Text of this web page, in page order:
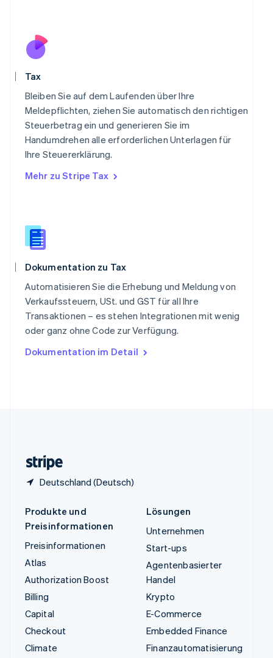
Tax
Bleiben Sie auf dem Laufenden über Ihre
Meldepflichten, ziehen Sie automatisch den richtigen
Steuerbetrag ein und generieren Sie im
Handumdrehen alle erforderlichen Unterlagen für
Ihre Steuererklärung.
Mehr zu Stripe Tax
Dokumentation zu Tax
Automatisieren Sie die Erhebung und Meldung von
Verkaufssteuern, USt. und GST für all Ihre
Transaktionen – es stehen Integrationen mit wenig
oder ganz ohne Code zur Verfügung.
Dokumentation im Detail
Deutschland (Deutsch)
English
Portugal
English
Schweden
SvenskaEnglish
Schweiz
DeutschFrançais ItalianoEnglish
Singapur
Slowakei
Sonderverwaltungsregion Hongkong,
China
Spanien
EspañolEnglish
ไทยEnglish
Tschechische Republik
English
English
Produkte und
Preisinformationen
Preisinformationen
Atlas
Authorization Boost
Billing
Capital
Checkout
Climate
Lösungen
Unternehmen
Start-ups
Agentenbasierter
Handel
Krypto
E-Commerce
Embedded Finance
Finanzautomatisierung